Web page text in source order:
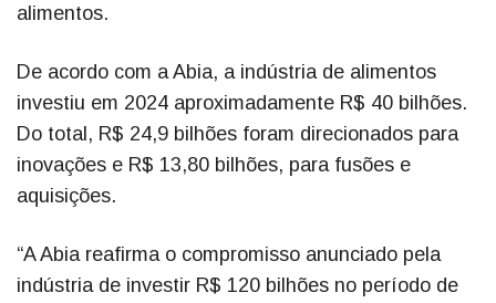
alimentos.
De acordo com a Abia, a indústria de alimentos
investiu em 2024 aproximadamente R$ 40 bilhões.
Do total, R$ 24,9 bilhões foram direcionados para
inovações e R$ 13,80 bilhões, para fusões e
aquisições.
“A Abia reafirma o compromisso anunciado pela
indústria de investir R$ 120 bilhões no período de